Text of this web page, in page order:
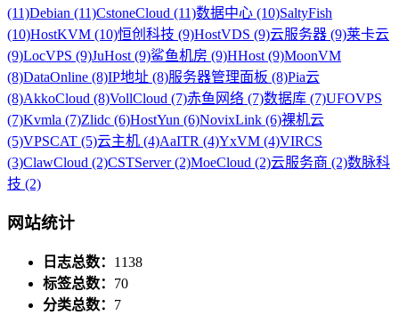
(11)Debian (11)CstoneCloud (11)数据中心 (10)SaltyFish
(10)HostKVM (10)恒创科技 (9)HostVDS (9)云服务器 (9)莱卡云
(9)LocVPS (9)JuHost (9)鲨鱼机房 (9)HHost (9)MoonVM
(8)DataOnline (8)IP地址 (8)服务器管理面板 (8)Pia云
(8)AkkoCloud (8)VollCloud (7)赤鱼网络 (7)数据库 (7)UFOVPS
(7)Kvmla (7)Zlidc (6)HostYun (6)NovixLink (6)裸机云
(5)VPSCAT (5)云主机 (4)AaITR (4)YxVM (4)VIRCS
(3)ClawCloud (2)CSTServer (2)MoeCloud (2)云服务商 (2)数脉科
技 (2)
网站统计
日志总数： 1138
标签总数： 70
分类总数： 7